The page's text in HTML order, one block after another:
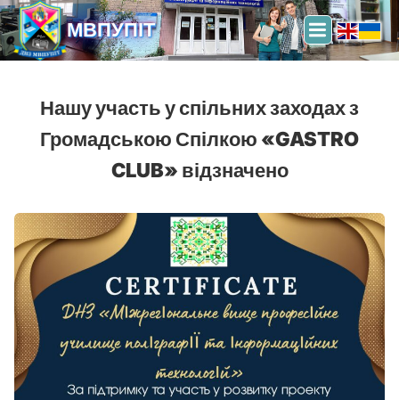
МВПУПІТ
Нашу участь у спільних заходах з
Громадською Спілкою «GASTRO
CLUB» відзначено